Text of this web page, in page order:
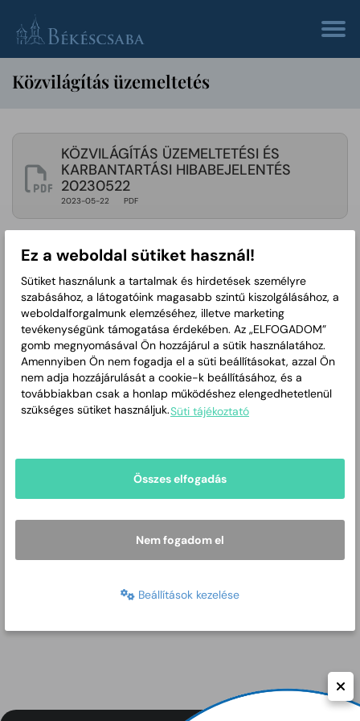
Közvilágítás üzemeltetés
KÖZVILÁGÍTÁS ÜZEMELTETÉSI ÉS
KARBANTARTÁSI HIBABEJELENTÉS
20230522
2023-05-22 PDF
Ez a weboldal sütiket használ!
Sütiket használunk a tartalmak és hirdetések személyre
szabásához, a látogatóink magasabb szintű kiszolgálásához, a
weboldalforgalmunk elemzéséhez, illetve marketing
tevékenységünk támogatása érdekében. Az „ELFOGADOM”
gomb megnyomásával Ön hozzájárul a sütik használatához.
Amennyiben Ön nem fogadja el a süti beállításokat, azzal Ön
nem adja hozzájárulását a cookie-k beállításához, és a
továbbiakban csak a honlap működéshez elengedhetetlenül
szükséges sütiket használjuk.Süti tájékoztató
Összes elfogadás
Nem fogadom el
Beállítások kezelése